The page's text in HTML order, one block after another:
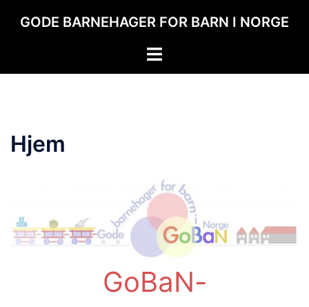
GODE BARNEHAGER FOR BARN I NORGE
Toggle
Hjem
GoBaN-